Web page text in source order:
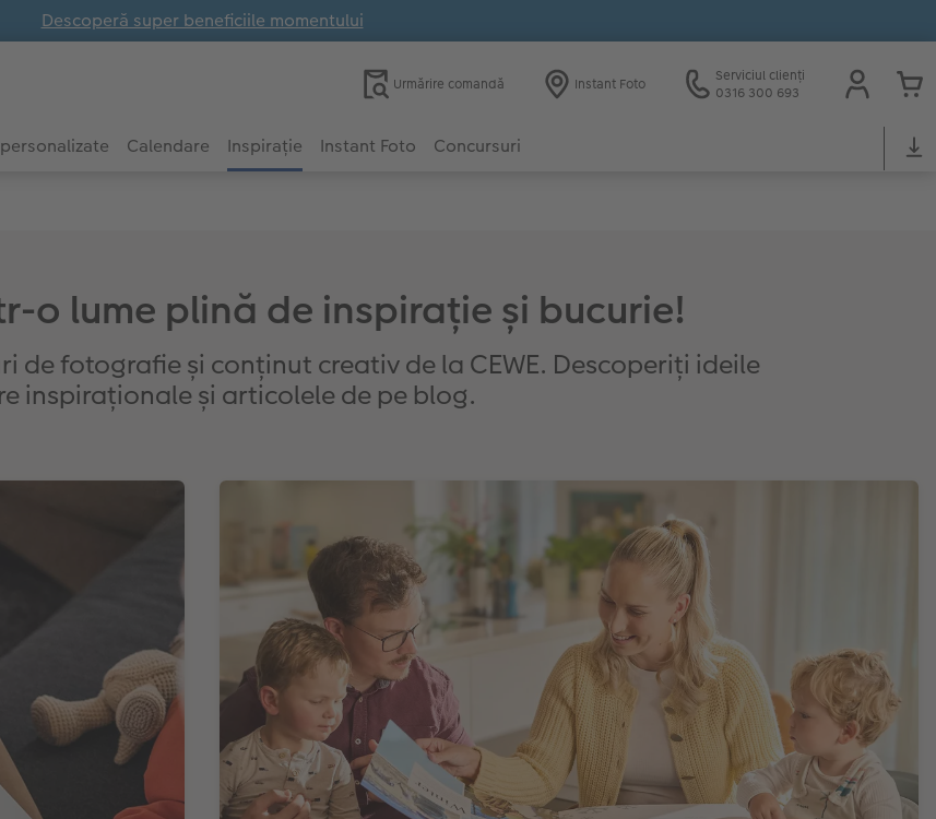
Descoperă super beneficiile momentului
Urmărire comandă Instant Foto
Serviciul clienți
0316 300 693
Calendare Inspirație Instant Foto Concursuri
o lume plină de inspirație și bucurie!
de fotografie și conținut creativ de la CEWE. Descoperiți ideile
inspiraționale și articolele de pe blog.